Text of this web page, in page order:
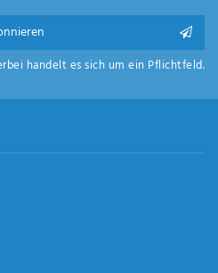
handelt es sich um ein Pflichtfeld.